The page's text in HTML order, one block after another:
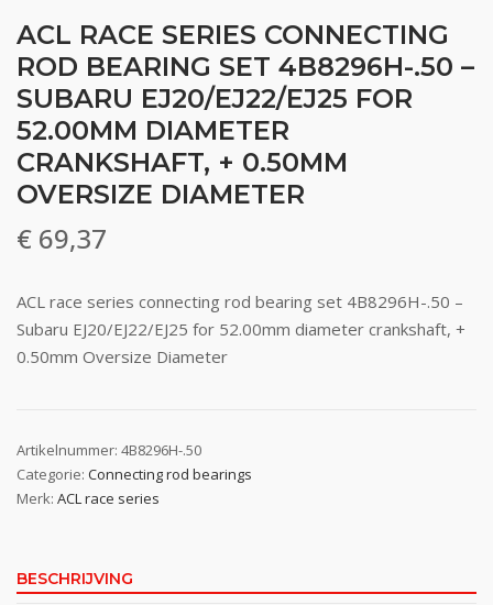
ACL RACE SERIES CONNECTING
ROD BEARING SET 4B8296H-.50 –
SUBARU EJ20/EJ22/EJ25 FOR
52.00MM DIAMETER
CRANKSHAFT, + 0.50MM
OVERSIZE DIAMETER
€ 69,37
ACL race series connecting rod bearing set 4B8296H-.50 –
Subaru EJ20/EJ22/EJ25 for 52.00mm diameter crankshaft, +
0.50mm Oversize Diameter
Artikelnummer: 4B8296H-.50
Categorie: Connecting rod bearings
Merk: ACL race series
BESCHRIJVING